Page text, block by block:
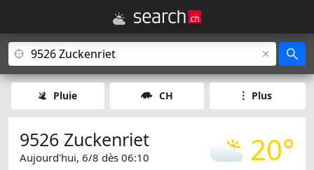
Pluie CH Plus
20°
9526 Zuckenriet
Aujourd'hui, 6/8 dès 06:10